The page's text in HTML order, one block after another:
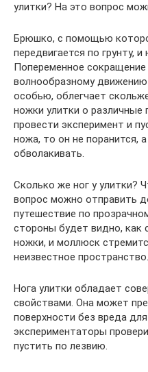
улитки? На это вопрос
Брюшко, с помощью
передвигается по грунту,
Попеременное
волнообразному
особью, облегчает
ножки улитки о различные
провести эксперимент и
ножа, то он не поранится,
обволакивать.
Сколько же ног у улитки?
вопрос можно отправить
путешествие по
стороны будет видно,
ножки, и моллюск
неизвестное пространство.
Нога улитки обладает
свойствами. Она может
поверхности без вреда
экспериментаторы
пустить по лезвию.